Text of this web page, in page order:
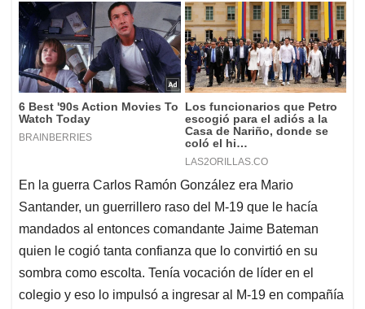
En la guerra Carlos Ramón González era Mario
Santander, un guerrillero raso del M-19 que le hacía
mandados al entonces comandante Jaime Bateman
quien le cogió tanta confianza que lo convirtió en su
sombra como escolta. Tenía vocación de líder en el
colegio y eso lo impulsó a ingresar al M-19 en compañía